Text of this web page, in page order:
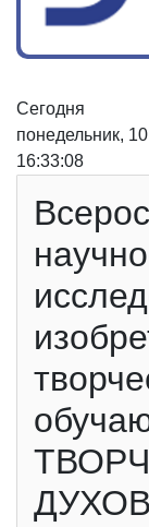
Сегодня
понедельник,
16:33:08